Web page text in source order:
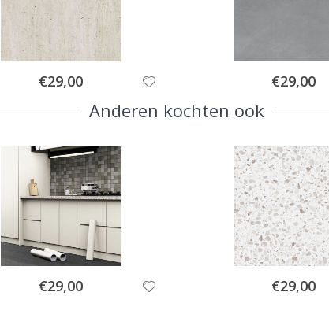
Special
Price
€29,00 Special
Price
€29,00
Anderen kochten ook
Special
Price
€29,00 Special
Price
€29,00